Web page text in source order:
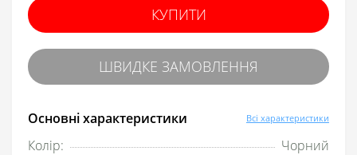
Основні характеристики Всі характеристики
Колір:
Чорний
КУПИТИ
ШВИДКЕ ЗАМОВЛЕННЯ